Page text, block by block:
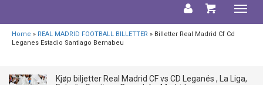
Menu
Home » REAL MADRID FOOTBALL BILLETTER » Billetter Real Madrid Cf Cd
Leganes Estadio Santiago Bernabeu
Kjøp biljetter Real Madrid CF vs CD Leganés , La Liga,